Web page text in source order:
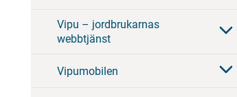
Vipu – jordbrukarnas
webbtjänst
Vipumobilen